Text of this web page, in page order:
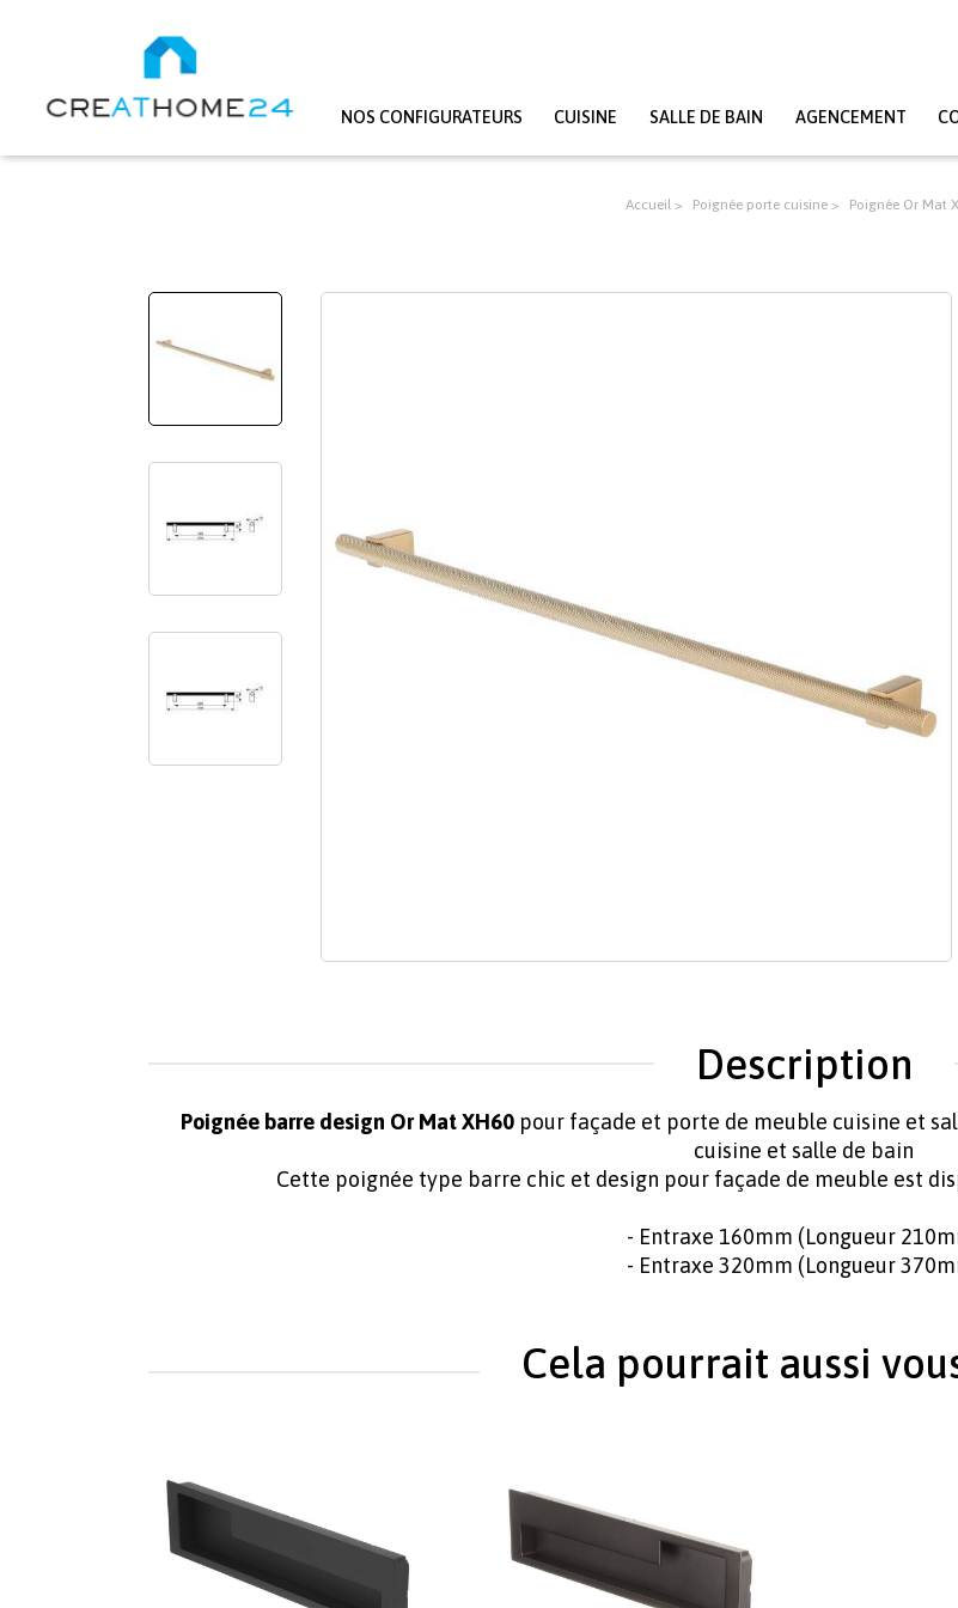
NOS CONFIGURATEURS CUISINE SALLE DE BAIN AGENCEMENT
Accueil Poignée porte cuisine Poignée Or Mat
Description
Poignée barre design Or Mat XH60pour façade et porte de meuble cuisine et
cuisine et salle de bain
Cette poignée type barre chic et design pour façade de meuble est
- Entraxe 160mm (Longueur
- Entraxe 320mm (Longueur
Cela pourrait aussi